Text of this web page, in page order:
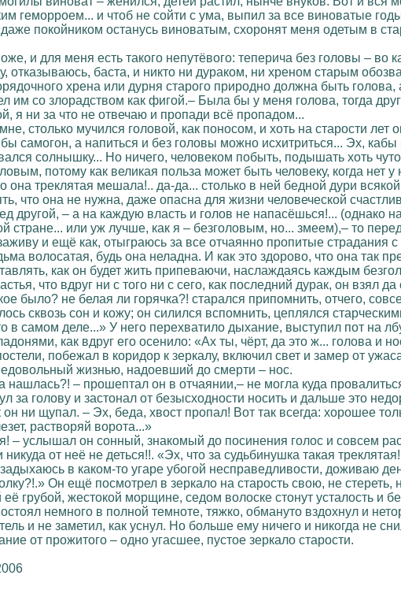
геморроем... и чтоб не сойти с ума, выпил за все виноватые
покойником останусь виноватым, схоронят меня одетым в
и для меня есть такого непутёвого: теперича без головы – во
отказываюсь, баста, и никто ни дураком, ни хреном старым
хрена или дурня старого природно должна быть
им со злорадством как фигой.– Была бы у меня голова, тогда
я ни за что не отвечаю и пропади всё пропадом...
столько мучился головой, как поносом, и хоть на старости
самогон, а напиться и без головы можно исхитриться... Эх,
солнышку... Но ничего, человеком побыть, подышать хоть
потому как великая польза может быть человеку, когда
она треклятая мешала!.. да-да... столько в ней бедной дури
что она не нужна, даже опасна для жизни человеческой
другой, – а на каждую власть и голов не напасёшься!... (однако
стране... или уж лучше, как я – безголовым, но... змеем),– то
и ещё как, отыграюсь за все отчаянно пропитые страдания
волосатая, будь она неладна. И как это здорово, что она так
как он будет жить припеваючи, наслаждаясь каждым
что вдруг ни с того ни с сего, как последний дурак, он взял
было? не белая ли горячка?! старался припомнить, отчего,
сквозь сон и кожу; он силился вспомнить, цеплялся
в самом деле...» У него перехватило дыхание, выступил пот на
как вдруг его осенило: «Ах ты, чёрт, да это ж... голова и
побежал в коридор к зеркалу, включил свет и замер от
жизнью, надоевший до смерти – нос.
нашлась?! – прошептал он в отчаянии,– не могла куда
за голову и застонал от безысходности носить и дальше это
он ни щупал. – Эх, беда, хвост пропал! Вот так всегда: хорошее
растворяй ворота...»
– услышал он сонный, знакомый до посинения голос и совсем
от неё не деться!!. «Эх, что за судьбинушка такая
в каком-то угаре убогой несправедливости, доживаю
Он ещё посмотрел в зеркало на старость свою, не стереть,
грубой, жестокой морщине, седом волоске стонут усталость и
немного в полной темноте, тяжко, обмануто вздохнул и
и не заметил, как уснул. Но больше ему ничего и никогда не
от прожитого – одно угасшее, пустое зеркало старости.